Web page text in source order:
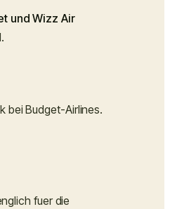
und Wizz Air
bei Budget-Airlines.
fuer die